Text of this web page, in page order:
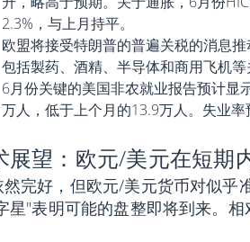
2.3%，与上月持平。
欧盟将接受特朗普的普遍关税的消息
包括製药、酒精、半导体和商用飞机等
6月份关键的美国非农就业报告预计显
万人，低于上个月的13.9万人。失业率
展望：欧元/美元在短期
完好，但欧元/美元货币对似乎
星"表明可能的盘整即将到来。